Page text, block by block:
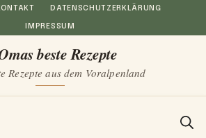
DATENSCHUTZERKLÄRUNG
IMPRESSUM
beste Rezepte
Rezepte aus dem Voralpenland